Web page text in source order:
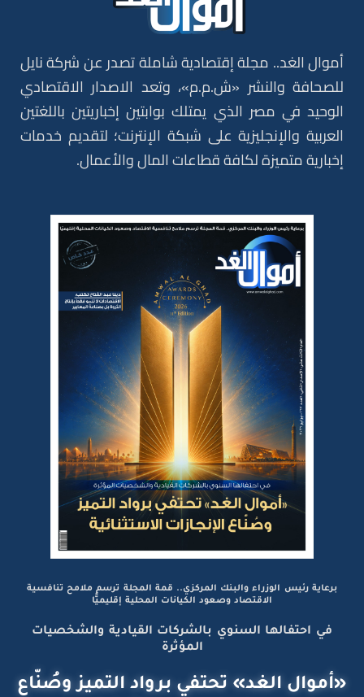
أموال الغد.. مجلة إقتصادية شاملة تصدر عن شركة نايل
للصحافة والنشر «ش.م.م»، وتعد الاصدار الاقتصادي
الوحيد في مصر الذي يمتلك بوابتين إخباريتين باللغتين
العربية والإنجليزية على شبكة الإنترنت؛ لتقديم خدمات
برعاية رئيس الوزراء والبنك المركزي.. قمة المجلة ترسم ملامح تنافسية
الاقتصاد وصعود الكيانات المحلية إقليميًّا
في احتفالها السنوي بالشركات القيادية والشخصيات
المؤثرة